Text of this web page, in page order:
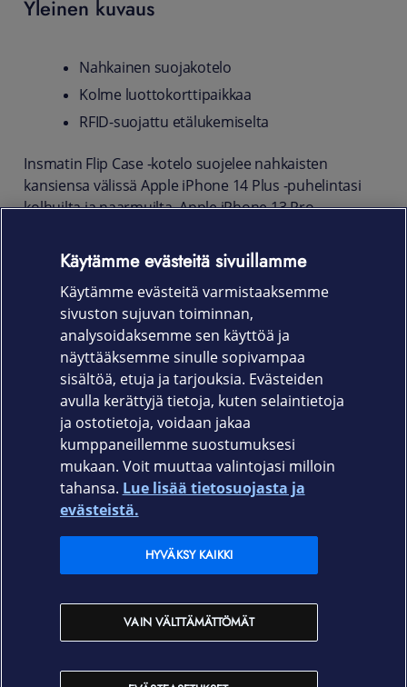
Yleinen kuvaus
Nahkainen suojakotelo
Kolme luottokorttipaikkaa
RFID-suojattu etälukemiselta
Insmatin Flip Case -kotelo suojelee nahkaisten
kansiensa välissä Apple iPhone 14 Plus -puhelintasi
kolhuilta ja naarmuilta. Apple iPhone 13 Pro -
mukanaan lisäksi luottokortit ja pikkulappuset - ja
ekstraturvallisesti. Korttipaikat on nimittäin RFID-
suojattu etälukemiselta.
Tuotekoodi
650-3105
Elisa.fi
Elisan myymälät
Käytämme evästeitä sivuillamme
Käytämme evästeitä varmistaaksemme
sivuston sujuvan toiminnan,
analysoidaksemme sen käyttöä ja
näyttääksemme sinulle sopivampaa
sisältöä, etuja ja tarjouksia. Evästeiden
avulla kerättyjä tietoja, kuten selaintietoja
ja ostotietoja, voidaan jakaa
kumppaneillemme suostumuksesi
mukaan. Voit muuttaa valintojasi milloin
tahansa. Lue lisää tietosuojasta ja
evästeistä.
VAIN VÄLTTÄMÄTTÖMÄT
HYVÄKSY KAIKKI